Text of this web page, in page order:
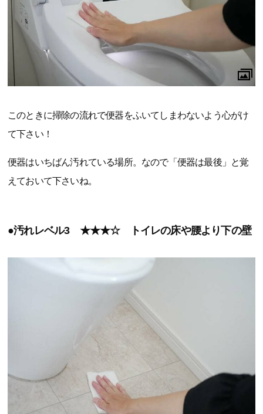
このときに掃除の流れで便器をふいてしまわないよう心がけ
て下さい！
便器はいちばん汚れている場所。なので「便器は最後」と覚
えておいて下さいね。
●汚れレベル3 ★★★☆ トイレの床や腰より下の壁